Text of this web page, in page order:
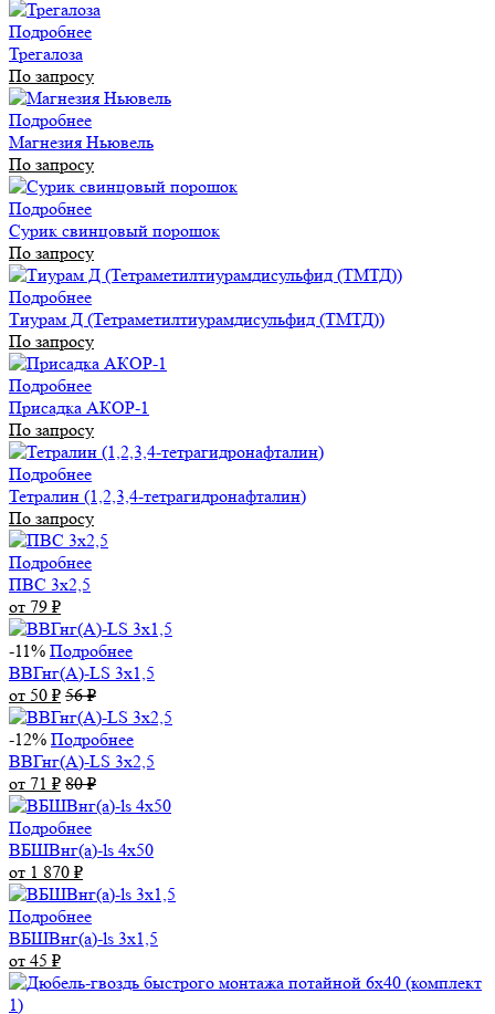
Подробнее
Трегалоза
По запросу
Подробнее
Магнезия Ньювель
По запросу
Подробнее
Сурик свинцовый порошок
По запросу
Подробнее
Тиурам Д (Тетраметилтиурамдисульфид (ТМТД))
По запросу
Подробнее
Присадка АКОР-1
По запросу
Подробнее
Тетралин (1,2,3,4-тетрагидронафталин)
По запросу
Подробнее
ПВС 3х2,5
от 79 ₽
-11% Подробнее
ВВГнг(А)-LS 3х1,5
от 50 ₽ 56₽
-12% Подробнее
ВВГнг(А)-LS 3х2,5
от 71 ₽ 80₽
Подробнее
ВБШВнг(а)-ls 4x50
от 1 870 ₽
Подробнее
ВБШВнг(а)-ls 3х1,5
от 45 ₽